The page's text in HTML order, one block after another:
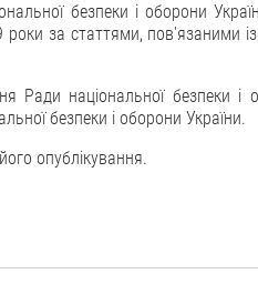
безпеки і оборони
за статтями, пов'язаними
Ради національної безпеки
безпеки і оборони України.
опублікування.